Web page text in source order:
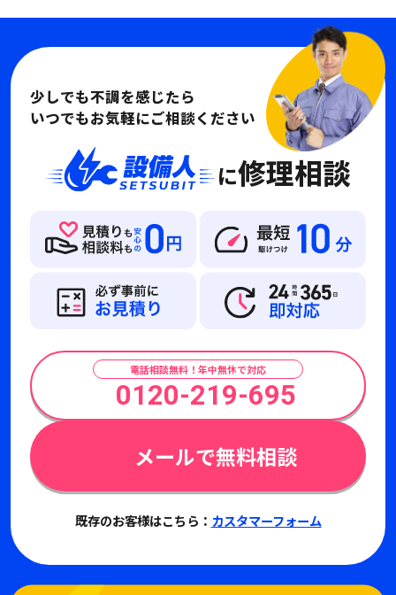
少しでも不調を感じたら
いつでもお気軽にご相談ください
に修理相談
電話相談無料！年中無休で対応
0120-219-695
メールで無料相談
既存のお客様はこちら： カスタマーフォーム